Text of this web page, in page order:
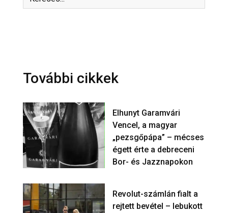
További cikkek
Elhunyt Garamvári
Vencel, a magyar
„pezsgőpápa” – mécses
égett érte a debreceni
Bor- és Jazznapokon
Revolut-számlán fialt a
rejtett bevétel – lebukott